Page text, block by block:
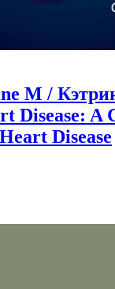
M /
Disease: A
Disease